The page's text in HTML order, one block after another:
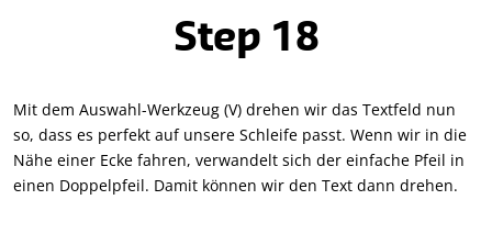
Step 18
Mit dem Auswahl-Werkzeug (V) drehen wir das Textfeld nun
so, dass es perfekt auf unsere Schleife passt. Wenn wir in die
Nähe einer Ecke fahren, verwandelt sich der einfache Pfeil in
einen Doppelpfeil. Damit können wir den Text dann drehen.